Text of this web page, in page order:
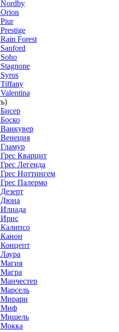
Forest
Кварцит
Легенда
Ноттингем
Палермо
Дюна
Мирари
Миф
Мишель